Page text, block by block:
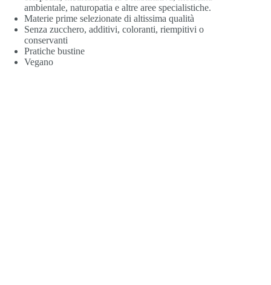
ambientale, naturopatia e altre aree specialistiche.
Materie prime selezionate di altissima qualità
Senza zucchero, additivi, coloranti, riempitivi o
conservanti
Pratiche bustine
Vegano